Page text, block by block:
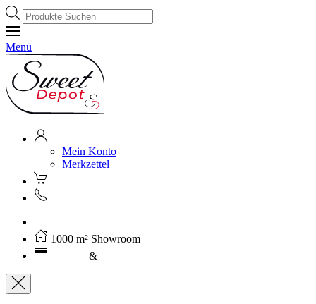
Products
search
Menü
Mein Konto
Merkzettel
1000 m² Showroom
&